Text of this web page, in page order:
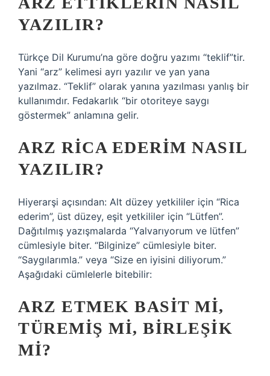
YAZILIR?
Türkçe Dil Kurumu’na göre doğru yazımı “teklif”tir.
Yani “arz” kelimesi ayrı yazılır ve yan yana
yazılmaz. “Teklif” olarak yanına yazılması yanlış bir
kullanımdır. Fedakarlık “bir otoriteye saygı
göstermek” anlamına gelir.
ARZ RICA EDERIM NASIL
YAZILIR?
Hiyerarşi açısından: Alt düzey yetkililer için “Rica
ederim”, üst düzey, eşit yetkililer için “Lütfen”.
Dağıtılmış yazışmalarda “Yalvarıyorum ve lütfen”
cümlesiyle biter. “Bilginize” cümlesiyle biter.
“Saygılarımla.” veya “Size en iyisini diliyorum.”
Aşağıdaki cümlelerle bitebilir:
ARZ ETMEK BASIT MI,
TÜREMIŞ MI, BIRLEŞIK
MI?